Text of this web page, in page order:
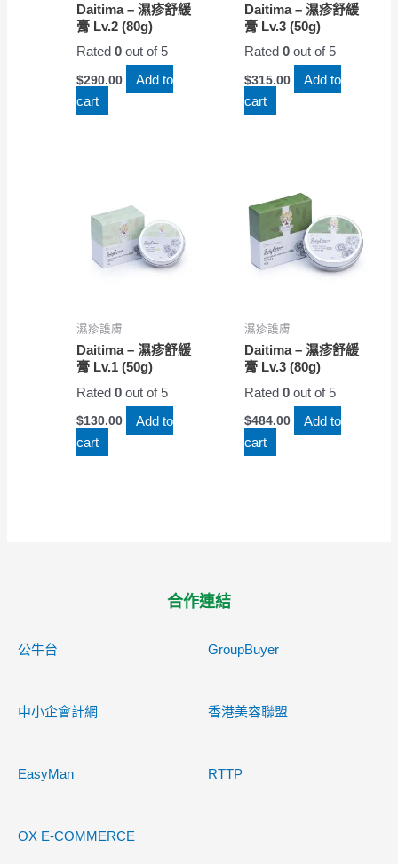
Daitima – 濕疹舒緩
膏 Lv.2 (80g)
Rated0 out of 5
$290.00
Add to
cart
Daitima – 濕疹舒緩
膏 Lv.3 (50g)
Rated 0out of 5
$315.00
Add to
cart
濕疹護膚
Daitima – 濕疹舒緩
膏 Lv.1 (50g)
Rated0 out of 5
$130.00
Add to
cart
濕疹護膚
Daitima – 濕疹舒緩
膏 Lv.3 (80g)
Rated 0out of 5
$484.00
Add to
cart
合作連結
公牛台 GroupBuyer
中小企會計網 香港美容聯盟
EasyMan RTTP
OX E-COMMERCE